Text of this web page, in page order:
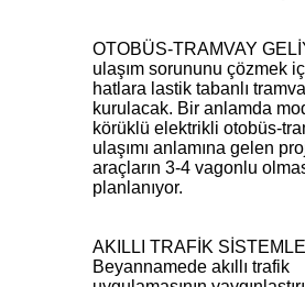
OTOBÜS-TRAMVAY
ulaşım sorununu çözmek
hatlara lastik tabanlı
kurulacak. Bir anlamda
körüklü elektrikli otobüs-
ulaşımı anlamına gelen
araçların 3-4 vagonlu
planlanıyor.
AKILLI TRAFİK
Beyannamede akıllı trafik